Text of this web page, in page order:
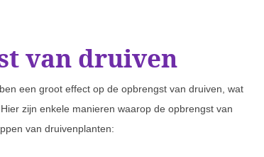
van druiven
een groot effect op de opbrengst van druiven, wat
zijn enkele manieren waarop de opbrengst van
van druivenplanten: